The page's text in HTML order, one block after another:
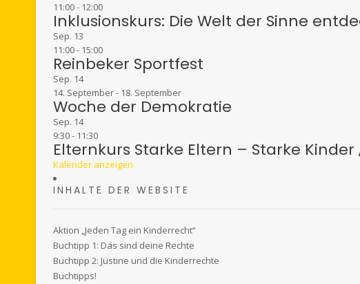
11:00- 12:00
Inklusionskurs: Die Welt der Sinne
Sep. 13
11:00- 15:00
Reinbeker Sportfest
Sep. 14
14. September- 18. September
Woche der Demokratie
Sep. 14
9:30- 11:30
Elternkurs Starke Eltern – Starke Kinder
Kalender anzeigen
INHALTE DER WEBSITE
Aktion „Jeden Tag ein Kinderrecht“
Buchtipp 1: Das sind deine Rechte
Buchtipp 2: Justine und die Kinderrechte
Buchtipps!